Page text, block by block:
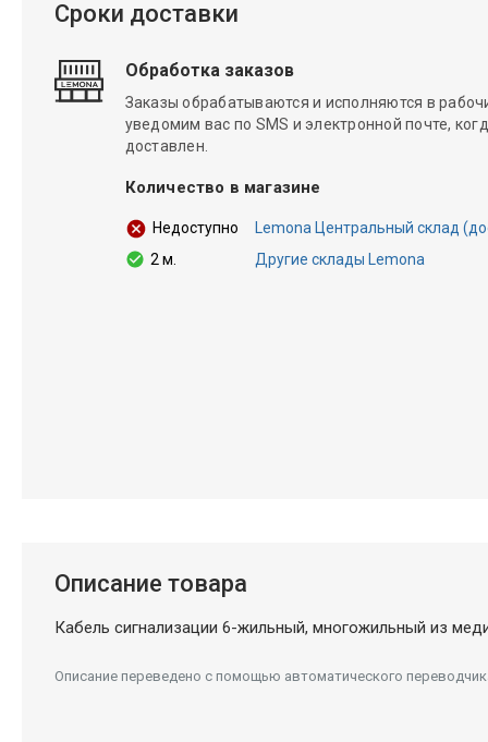
Сроки доставки
Обработка заказов
Заказы обрабатываются и исполняются в
уведомим вас по SMS и электронной почте,
доставлен.
Количество в магазине
Недоступно
Lemona Центральный склад
2 м.
Другие склады Lemona
Описание товара
Кабель сигнализации 6-жильный, многожильный из
Описание переведено с помощью автоматического